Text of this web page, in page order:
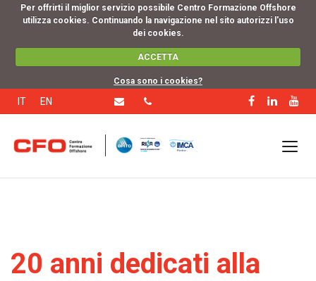
Per offrirti il miglior servizio possibile Centro Formazione Offshore
utilizza cookies. Continuando la navigazione nel sito autorizzi l'uso
dei cookies.
ACCETTA
Cosa sono i cookies?
IT EN
20 anni dedicati alla